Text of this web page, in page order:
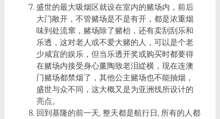
盛世的最大吸烟区就设在室内的赌场内，前后
大门敞开，不管赌场是不是有开，都是浓重烟
味到处流窜，赌场除了赌枱，还有卖刮刮乐和
乐透，这对老人或不爱大赌的人，可以是个老
少咸宜的娱乐，但当乐透开奖或购买时都要得
在赌场内接受身心薰陶致老泪緃横，现在连澳
门赌场都禁烟了，其他公主赌场也不能抽烟，
盛世与众不同，这大概又是为亚洲线所设计的
亮点。
回到基隆的前一天, 整天都是航行日, 所有的人都